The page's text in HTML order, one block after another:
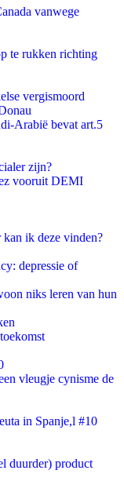
vanwege
te rukken richting
vergismoord
Arabië bevat art.5
zijn?
vooruit DEMI
ik deze vinden?
depressie of
niks leren van hun
vleugje cynisme de
in Spanje,l #10
duurder) product